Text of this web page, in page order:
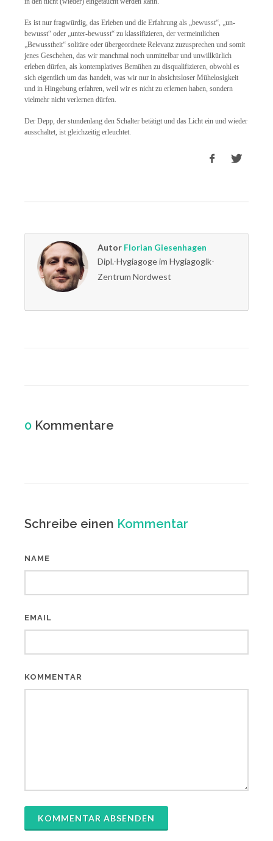
Es ist nur fragwürdig, das Erleben und die Erfahrung als „bewusst“, „un-
bewusst“ oder „unter-bewusst“ zu klassifizieren, der vermeintlichen
„Bewusstheit“ solitäre oder übergeordnete Relevanz zuzusprechen und somit
jenes Geschehen, das wir manchmal noch unmittelbar und unwillkürlich
erleben dürfen, als kontemplatives Bemühen zu disqualifizieren, obwohl es
sich eigentlich um das handelt, was wir nur in absichtsloser Mühelosigkeit
und in Hingebung erfahren, weil wir es nicht zu erlernen haben, sondern
vielmehr nicht verlernen dürfen.
Der Depp, der stundenlang den Schalter betätigt und das Licht ein und wieder
ausschaltet, ist gleichzeitig erleuchtet.
Autor Florian Giesenhagen
Dipl.-Hygiagoge im Hygiagogik-
Zentrum Nordwest
0 Kommentare
Schreibe einen Kommentar
NAME
EMAIL
KOMMENTAR
KOMMENTAR ABSENDEN